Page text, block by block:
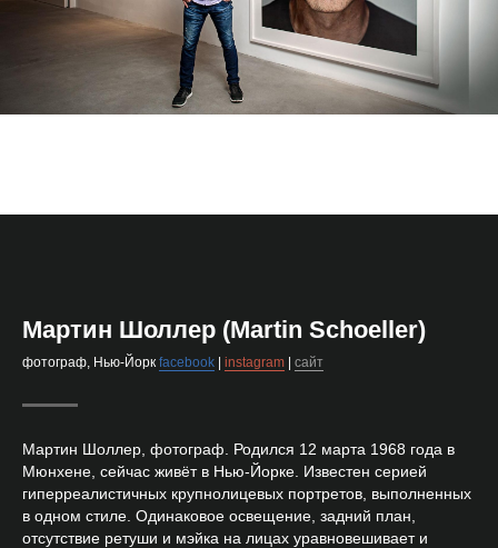
Мартин Шоллер (Martin Schoeller)
фотограф, Нью-Йорк facebook instagram сайт
Мартин Шоллер, фотограф. Родился 12 марта 1968 года в
Мюнхене, сейчас живёт в Нью-Йорке. Известен серией
гиперреалистичных крупнолицевых портретов, выполненных
в одном стиле. Одинаковое освещение, задний план,
отсутствие ретуши и мэйка на лицах уравновешивает и